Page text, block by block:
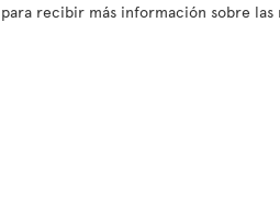
recibir más información sobre las